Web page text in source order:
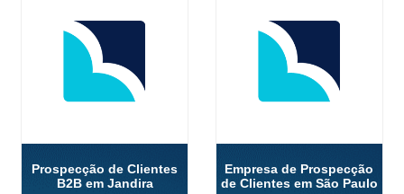
Prospecção de Clientes
B2B em Jandira
Empresa de Prospecção
de Clientes em São Paulo